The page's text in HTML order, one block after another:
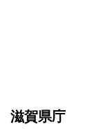
滋賀県庁